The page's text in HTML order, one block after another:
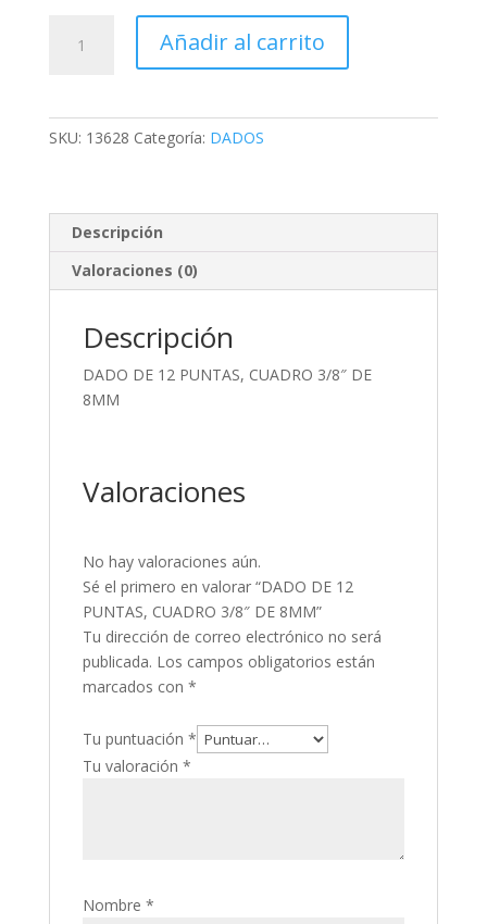
cantidad
Añadir al carrito
SKU: 13628 Categoría: DADOS
Descripción
Valoraciones (0)
Descripción
DADO DE 12 PUNTAS, CUADRO 3/8″ DE
8MM
Valoraciones
No hay valoraciones aún.
Sé el primero en valorar “DADO DE 12
PUNTAS, CUADRO 3/8″ DE 8MM”
Tu dirección de correo electrónico no será
publicada. Los campos obligatorios están
marcados con *
Tu puntuación *
Tu valoración *
Nombre *